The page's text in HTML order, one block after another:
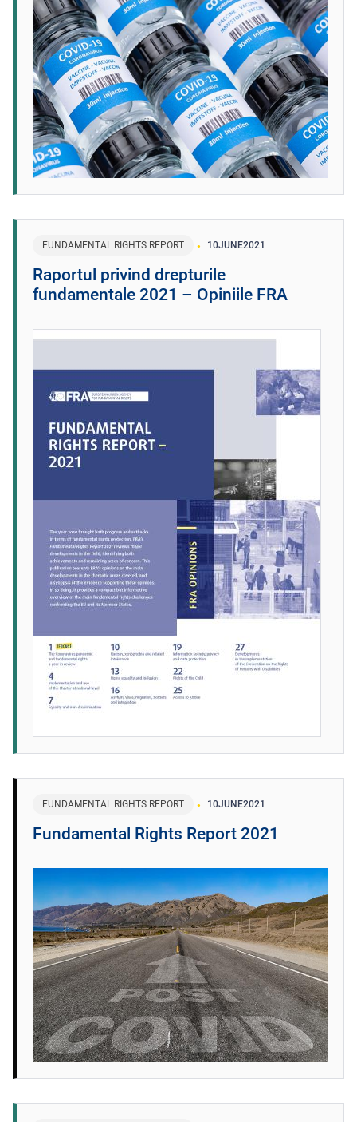
FUNDAMENTAL RIGHTS REPORT 10JUNE2021
Raportul privind drepturile
fundamentale 2021 – Opiniile FRA
FUNDAMENTAL RIGHTS REPORT 10JUNE2021
Fundamental Rights Report 2021